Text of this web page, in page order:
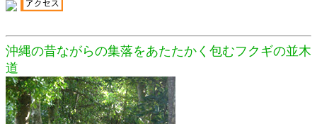
沖縄の昔ながらの集落をあたたかく包むフクギの並木
道